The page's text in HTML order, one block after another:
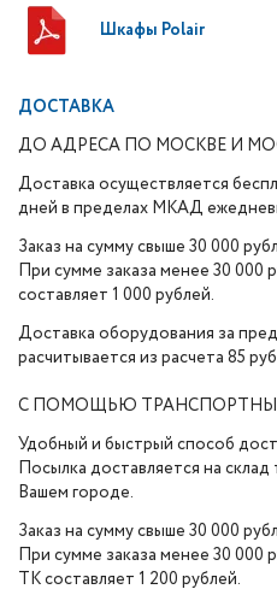
Шкафы Polair
ДОСТАВКА
ДО АДРЕСА ПО МОСКВЕ И
Доставка осуществляется
дней в пределах МКАД
Заказ на сумму свыше 30 000
При сумме заказа менее 30 000
составляет 1 000 рублей.
Доставка оборудования за
расчитывается из расчета 85
С ПОМОЩЬЮ
Удобный и быстрый способ
Посылка доставляется на
Вашем городе.
Заказ на сумму свыше 30 000
При сумме заказа менее 30 000
ТК составляет 1 200 рублей.